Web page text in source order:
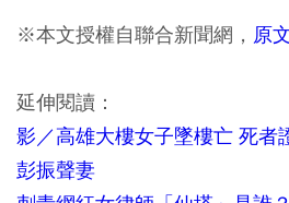
※本文授權自聯合新聞網， 原
延伸閱讀：
影／高雄大樓女子墜樓亡 死者
彭振聲妻